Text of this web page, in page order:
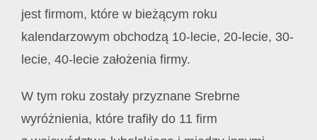
jest firmom, które w bieżącym roku
kalendarzowym obchodzą 10-lecie, 20-lecie, 30-
lecie, 40-lecie założenia firmy.
W tym roku zostały przyznane Srebrne
wyróżnienia, które trafiły do 11 firm